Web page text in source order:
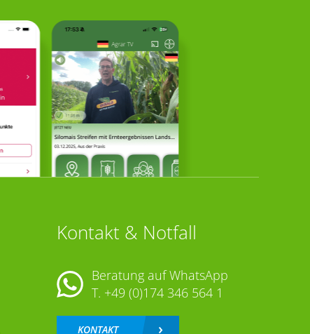
Kontakt & Notfall
Beratung auf WhatsApp
T. +49 (0)174 346 564 1
KONTAKT